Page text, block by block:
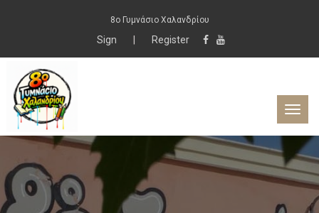
8ο Γυμνάσιο Χαλανδρίου
Sign Register